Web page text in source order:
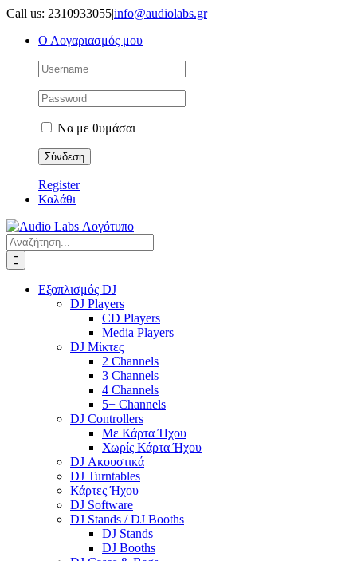
Μετάβαση
περιεχόμενο
Call us: 2310933055|info@audiolabs.gr
Ο Λογαριασμός μου
Να με θυμάσαι
Register
Καλάθι
Αναζήτηση
για:
Εξοπλισμός DJ
DJ Players
CD Players
Media Players
DJ Μίκτες
2 Channels
3 Channels
4 Channels
5+ Channels
DJ Controllers
Με Κάρτα Ήχου
Χωρίς Κάρτα Ήχου
DJ Ακουστικά
DJ Turntables
Κάρτες Ήχου
DJ Software
DJ Stands / DJ Booths
DJ Stands
DJ Booths